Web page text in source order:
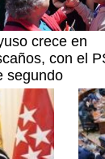
crece en
con el
segundo